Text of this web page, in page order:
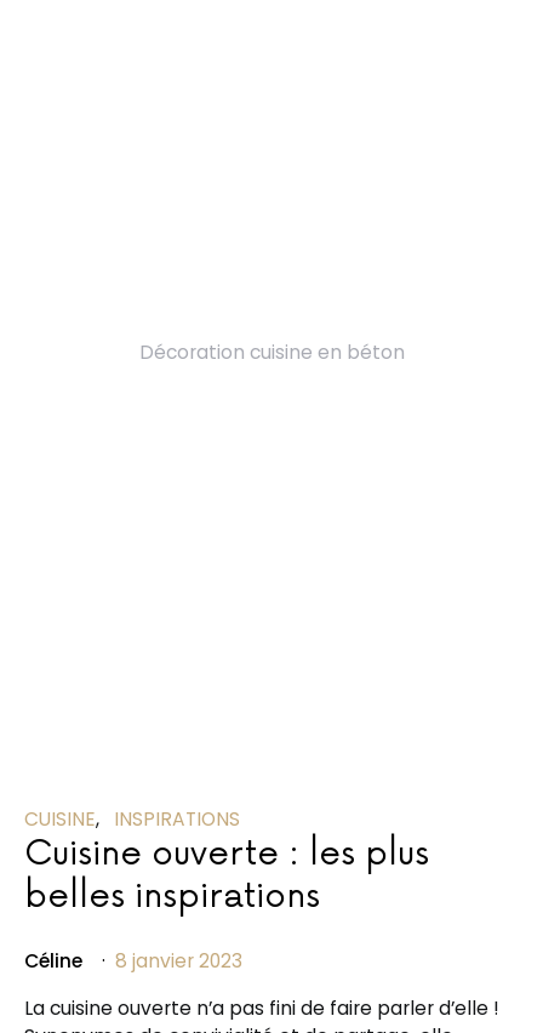
Décoration cuisine en béton
CUISINE INSPIRATIONS
Cuisine ouverte : les plus
belles inspirations
Céline
8 janvier 2023
La cuisine ouverte n’a pas fini de faire parler d’elle !